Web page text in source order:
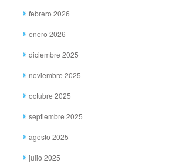
febrero 2026
enero 2026
diciembre 2025
noviembre 2025
octubre 2025
septiembre 2025
agosto 2025
julio 2025